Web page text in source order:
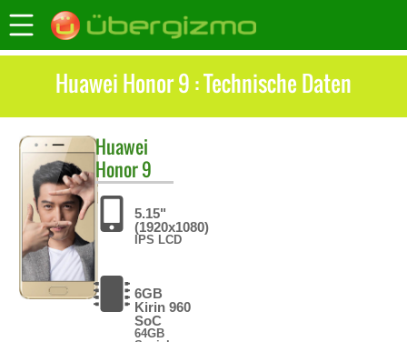
Huawei Honor 9 : Technische Daten
Huawei
Honor 9
5.15"
(1920x1080)
IPS LCD
6GB
Kirin 960
SoC
64GB